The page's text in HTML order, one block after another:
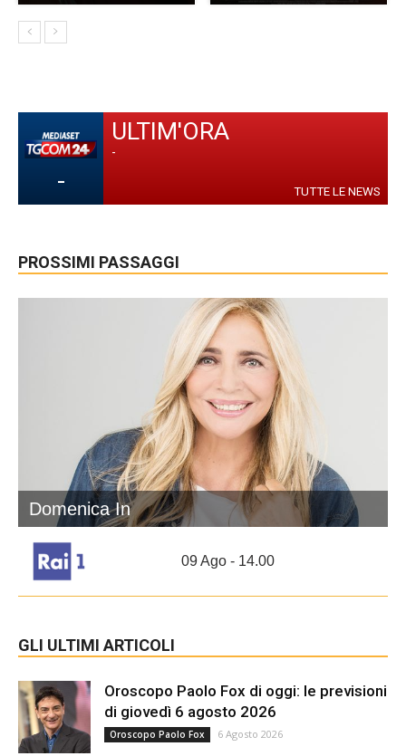
-
ULTIM'ORA
-
TUTTE LE NEWS
PROSSIMI PASSAGGI
Domenica In
09 Ago - 14.00
GLI ULTIMI ARTICOLI
Oroscopo Paolo Fox di oggi: le previsioni
di giovedì 6 agosto 2026
Oroscopo Paolo Fox 6 Agosto 2026